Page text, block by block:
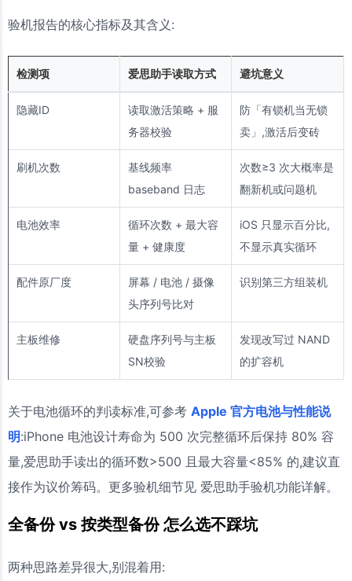
验机报告的核心指标及其含义:
检测项 爱思助手读取方式 避坑意义
隐藏ID
读取激活策略 + 服
务器校验
防「有锁机当无锁
卖」,激活后变砖
刷机次数
基线频率
baseband 日志
次数≥3 次大概率是
翻新机或问题机
电池效率
循环次数 + 最大容
量 + 健康度
iOS 只显示百分比,
不显示真实循环
配件原厂度
屏幕 / 电池 / 摄像
头序列号比对
识别第三方组装机
主板维修
硬盘序列号与主板
SN校验
发现改写过 NAND
的扩容机
关于电池循环的判读标准,可参考 Apple 官方电池与性能说
明:iPhone 电池设计寿命为 500 次完整循环后保持 80% 容
量,爱思助手读出的循环数>500 且最大容量<85% 的,建议直
接作为议价筹码。更多验机细节见 爱思助手验机功能详解。
全备份 vs 按类型备份 怎么选不踩坑
两种思路差异很大,别混着用: